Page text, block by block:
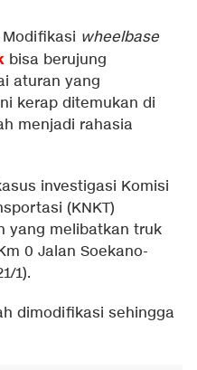
Modifikasi wheelbase
bisa berujung
aturan yang
kerap ditemukan di
menjadi rahasia
investigasi Komisi
(KNKT)
yang melibatkan truk
0 Jalan Soekano-
1).
dimodifikasi sehingga